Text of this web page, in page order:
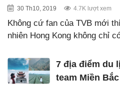
30 Th10, 2019 4.7K lượt xem
Không cứ fan của TVB mới
nhiên Hong Kong không chỉ
7 địa điểm du
team Miền